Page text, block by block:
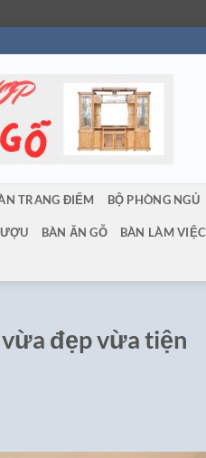
TRANG ĐIỂM BỘ PHÒNG NGỦ
BÀN ĂN GỖ BÀN LÀM VIỆC
đẹp vừa tiện